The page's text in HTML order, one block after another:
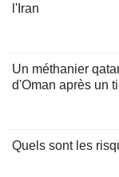
l'Iran
Un méthanier
d'Oman après un
Quels sont les